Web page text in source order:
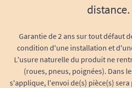
distance.
Garantie de 2 ans sur tout défaut
condition d'une installation et
L'usure naturelle du produit ne
(roues, pneus, poignées). Dans
s'applique, l'envoi de(s) pièce(s) sera